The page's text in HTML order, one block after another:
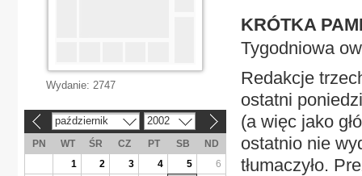
KRÓTKA
Tygodniowa
Redakcje
ostatni
(a więc jako
ostatnio nie
tłumaczyło.
Wydanie: 2747
październik 2002
PN WT ŚR CZ PT SB
ND
1
2 3 4 5
6